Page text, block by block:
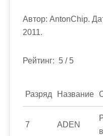
Автор: AntonChip.
2011.
Рейтинг: 5 / 5
Разряд Название
7 ADEN